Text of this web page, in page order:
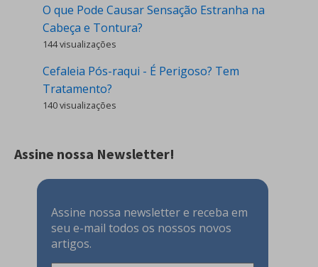
O que Pode Causar Sensação Estranha na
Cabeça e Tontura?
144 visualizações
Cefaleia Pós-raqui - É Perigoso? Tem
Tratamento?
140 visualizações
Assine nossa Newsletter!
Assine nossa newsletter e receba em
seu e-mail todos os nossos novos
artigos.